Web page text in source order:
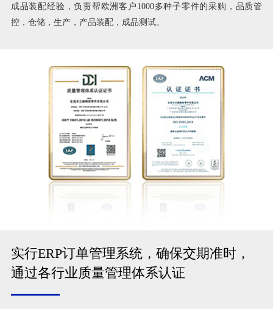
成品装配经验，负责帮欧洲客户1000多种子零件的采购，品质管
控，仓储，生产，产品装配，成品测试。
实行ERP订单管理系统，确保交期准时，
通过各行业质量管理体系认证